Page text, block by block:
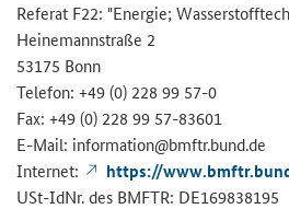
Re­fe­rat F22: "En­er­gie;
Hei­nemann­stra­ße 2
53175 Bonn
Te­le­fon: +49 (0) 228 99 57-0
Fax: +49 (0) 228 99 57-​83601
E-​Mail: in­for­ma­ti­on@bmftr.bund.de
In­ter­net:
https://
USt-​IdNr. des BMFTR: DE169838195